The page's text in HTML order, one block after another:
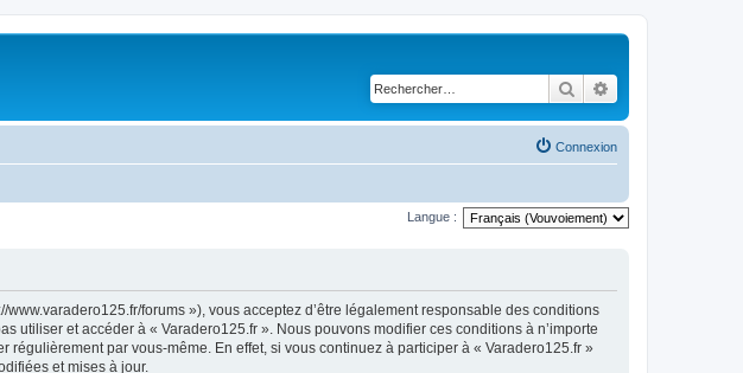
Rechercher
Connexion
Langue :
forums »), vous acceptez d’être légalement responsable des conditions
utiliser et accéder à « Varadero125.fr ». Nous pouvons modifier ces conditions à n’importe
par vous-même. En effet, si vous continuez à participer à « Varadero125.fr »
et mises à jour.